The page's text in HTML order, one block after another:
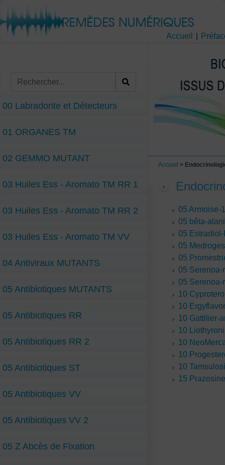
Accueil
Accueil >
05 Armoise-
05 bêta-
05
05
05
05 Serenoa-
05 Serenoa-
10
10
10 Gattilier-
10
10
10
10
15
00 Labradorite et Détecteurs
01 ORGANES TM
02 GEMMO MUTANT
03 Huiles Ess - Aromato TM RR 1
03 Huiles Ess - Aromato TM RR 2
03 Huiles Ess - Aromato TM VV
04 Antiviraux MUTANTS
05 Antibiotiques MUTANTS
05 Antibiotiques RR
05 Antibiotiques RR 2
05 Antibiotiques ST
05 Antibiotiques VV
05 Antibiotiques VV 2
05 Z Abcès de Fixation